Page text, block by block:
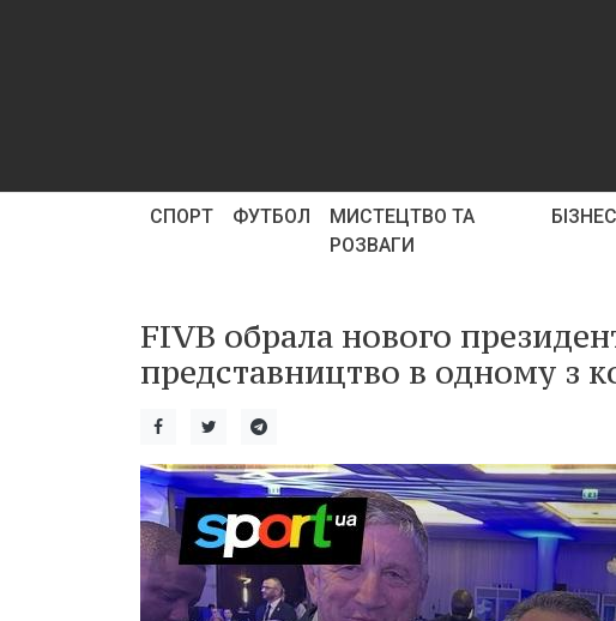
СПОРТ ФУТБОЛ
МИСТЕЦТВО ТА
РОЗВАГИ
БІЗНЕС
FIVB обрала нового
представництво в одному з